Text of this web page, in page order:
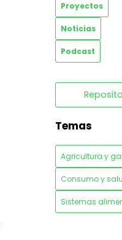
Proyectos
Noticias
Podcast
Temas
Agricultura y
Consumo y
Sistemas